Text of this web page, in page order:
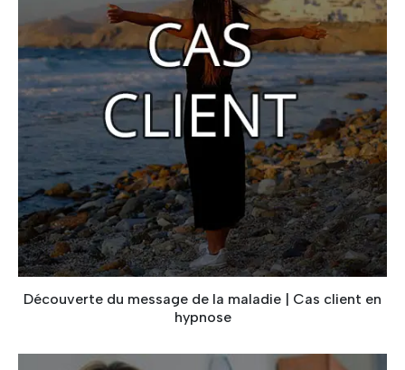
Découverte du message de la maladie | Cas client en
hypnose